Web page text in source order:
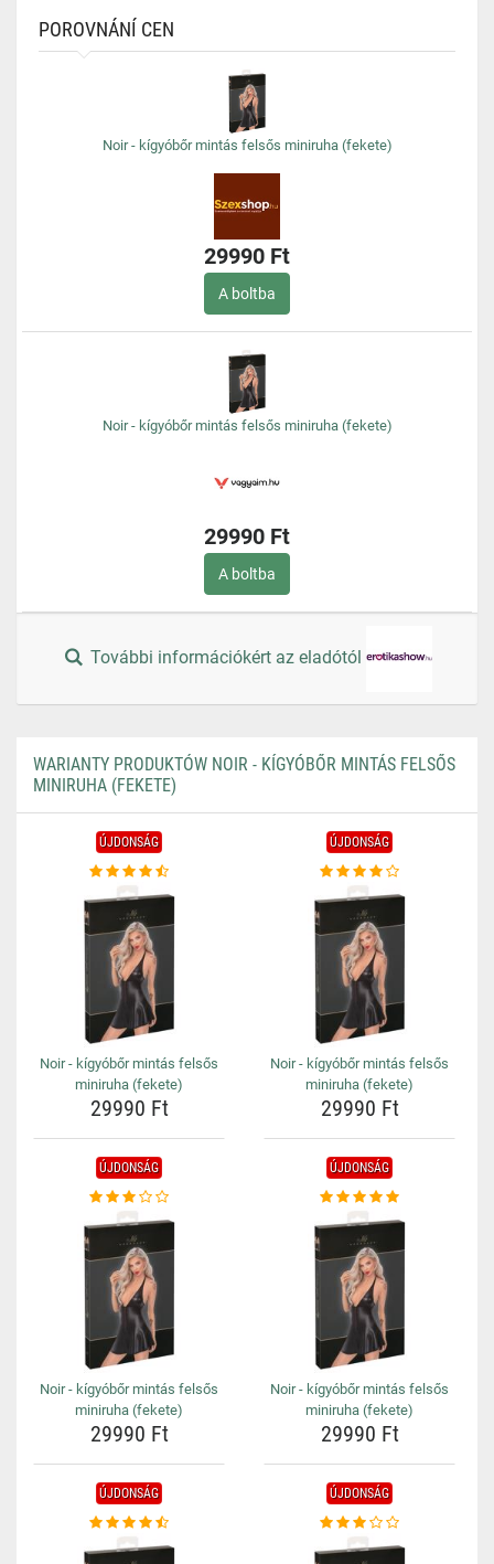
POROVNÁNÍ CEN
Noir - kígyóbőr mintás felsős miniruha (fekete)
29990 Ft
A boltba
Noir - kígyóbőr mintás felsős miniruha (fekete)
29990 Ft
A boltba
További információkért az eladótól
WARIANTY PRODUKTÓW NOIR - KÍGYÓBŐR MINTÁS FELSŐS
MINIRUHA (FEKETE)
ÚJDONSÁG
Noir - kígyóbőr mintás felsős
miniruha (fekete)
29990 Ft
ÚJDONSÁG
Noir - kígyóbőr mintás felsős
miniruha (fekete)
29990 Ft
ÚJDONSÁG
Noir - kígyóbőr mintás felsős
miniruha (fekete)
29990 Ft
ÚJDONSÁG
Noir - kígyóbőr mintás felsős
miniruha (fekete)
29990 Ft
ÚJDONSÁG ÚJDONSÁG